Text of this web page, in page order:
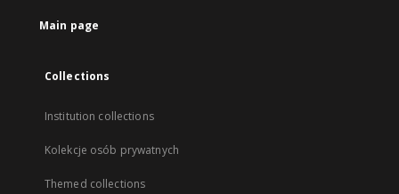
Main page
Collections
Institution collections
Kolekcje osób prywatnych
Themed collections